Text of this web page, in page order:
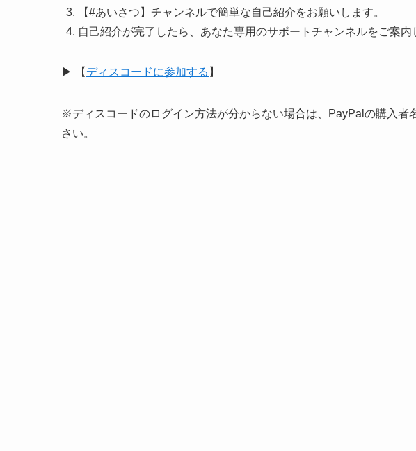
【#あいさつ】チャンネルで簡単な自己紹介をお願いします。
自己紹介が完了したら、あなた専用のサポートチャンネルをご案内
▶︎ 【 ディスコードに参加する 】
※ディスコードのログイン方法が分からない場合は、PayPalの購入者
さい。